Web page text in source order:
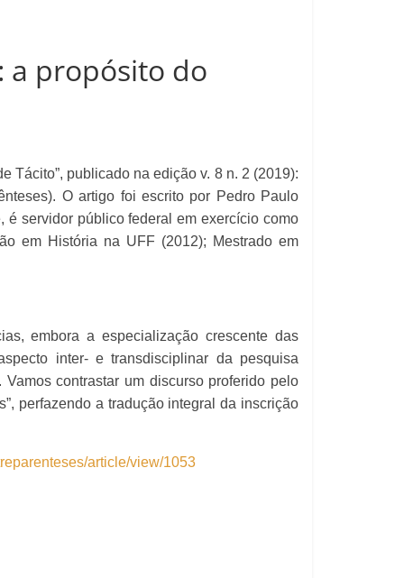
a propósito do
Tácito”, publicado na edição v. 8 n. 2 (2019):
O artigo foi escrito por Pedro Paulo
é servidor público federal em exercício como
em História na UFF (2012); Mestrado em
embora a especialização crescente das
inter- e transdisciplinar da pesquisa
contrastar um discurso proferido pelo
perfazendo a tradução integral da inscrição
article/view/1053